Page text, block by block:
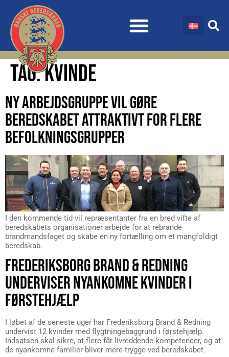
TAG:KVINDE
NY ARBEJDSGRUPPE VIL GØRE
BEREDSKABET ATTRAKTIVT FOR FLERE
BEFOLKNINGSGRUPPER
I den kommende tid vil repræsentanter fra en bred vifte af
beredskabets organisationer arbejde for at rebrande
brandmandsfaget og skabe en ny fortælling om et mangfoldigt
beredskab.
FREDERIKSBORG BRAND & REDNING
UNDERVISER NYANKOMNE KVINDER I
FØRSTEHJÆLP
I løbet af de seneste uger har Frederiksborg Brand & Redning
undervist 12 kvinder med flygtningebaggrund i førstehjælp.
Indsatsen skal sikre, at flere får livreddende kompetencer, og at
de nyankomne familier bliver mere trygge ved beredskabet.